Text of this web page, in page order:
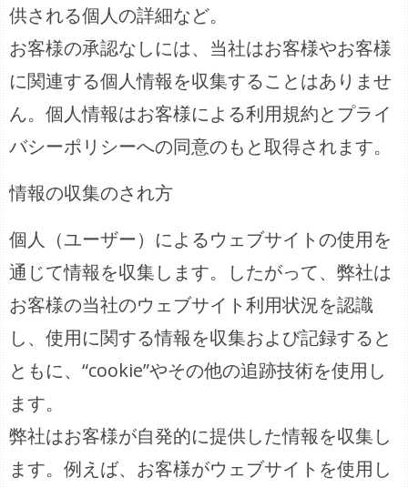
供される個人の詳細など。
お客様の承認なしには、当社はお客様やお客様
に関連する個人情報を収集することはありませ
ん。個人情報はお客様による利用規約とプライ
バシーポリシーへの同意のもと取得されます。
情報の収集のされ方
個人（ユーザー）によるウェブサイトの使用を
通じて情報を収集します。したがって、弊社は
お客様の当社のウェブサイト利用状況を認識
し、使用に関する情報を収集および記録すると
ともに、“cookie”やその他の追跡技術を使用し
ます。
弊社はお客様が自発的に提供した情報を収集し
ます。例えば、お客様がウェブサイトを使用し